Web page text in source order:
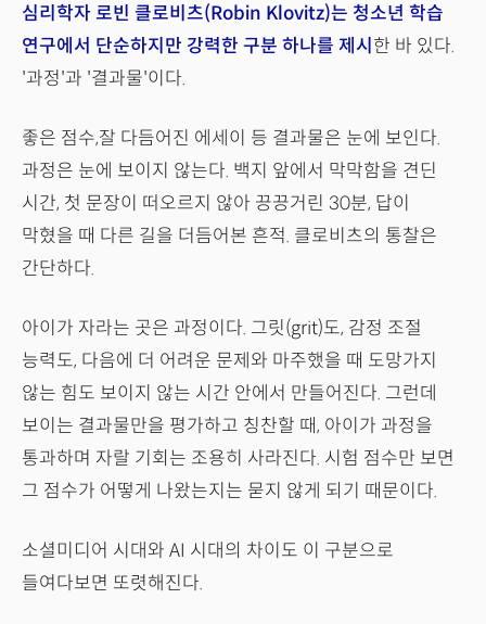
심리학자 로빈 클로비츠(Robin Klovitz)는 청소년 학습
연구에서 단순하지만 강력한 구분 하나를 제시 한 바 있다.
'과정'과 '결과물'이다.
좋은 점수,잘 다듬어진 에세이 등 결과물은 눈에 보인다.
과정은 눈에 보이지 않는다. 백지 앞에서 막막함을 견딘
시간, 첫 문장이 떠오르지 않아 끙끙거린 30분, 답이
막혔을 때 다른 길을 더듬어본 흔적. 클로비츠의 통찰은
간단하다.
아이가 자라는 곳은 과정이다. 그릿(grit)도, 감정 조절
능력도, 다음에 더 어려운 문제와 마주했을 때 도망가지
않는 힘도 보이지 않는 시간 안에서 만들어진다. 그런데
보이는 결과물만을 평가하고 칭찬할 때, 아이가 과정을
통과하며 자랄 기회는 조용히 사라진다. 시험 점수만 보면
그 점수가 어떻게 나왔는지는 묻지 않게 되기 때문이다.
소셜미디어 시대와 AI 시대의 차이도 이 구분으로
들여다보면 또렷해진다.